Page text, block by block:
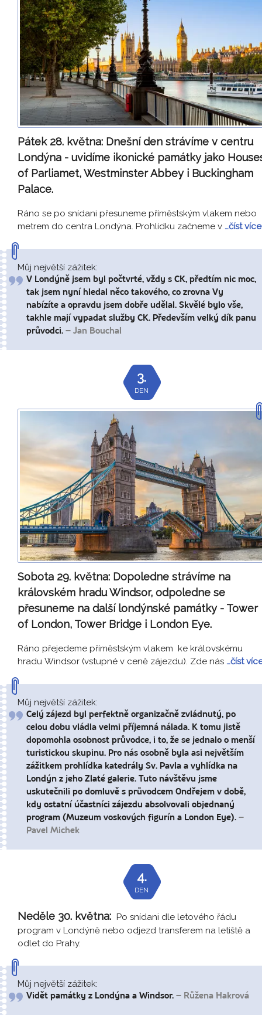
Pátek 28. května: Dnešní den strávíme v centru
Londýna - uvidíme ikonické památky jako
of Parliamet, Westminster Abbey i Buckingham
Palace.
Ráno se po snídani přesuneme příměstským vlakem nebo
metrem do centra Londýna. Prohlídku začneme v …číst více
Můj největší zážitek:
V Londýně jsem byl počtvrté, vždy s CK, předtím nic moc,
tak jsem nyní hledal něco takového, co zrovna Vy
nabízíte a opravdu jsem dobře udělal. Skvělé bylo vše,
takhle mají vypadat služby CK. Především velký dík panu
průvodci. – Jan Bouchal
3.
DEN
Sobota 29. května: Dopoledne strávíme na
královském hradu Windsor, odpoledne se
přesuneme na další londýnské památky - Tower
of London, Tower Bridge i London Eye.
Ráno přejedeme příměstským vlakem ke královskému
hradu Windsor (vstupné v ceně zájezdu). Zde nás …číst
Můj největší zážitek:
Celý zájezd byl perfektně organizačně zvládnutý, po
celou dobu vládla velmi příjemná nálada. K tomu jistě
dopomohla osobnost průvodce, i to, že se jednalo o menší
turistickou skupinu. Pro nás osobně byla asi největším
zážitkem prohlídka katedrály Sv. Pavla a vyhlídka na
Londýn z jeho Zlaté galerie. Tuto návštěvu jsme
uskutečnili po domluvě s průvodcem Ondřejem v době,
kdy ostatní účastníci zájezdu absolvovali objednaný
program (Muzeum voskových figurín a London Eye). –
Pavel Michek
4.
DEN
Neděle 30. května: Po snídani dle letového řádu
program v Londýně nebo odjezd transferem na letiště a
odlet do Prahy.
Můj největší zážitek:
Vidět památky z Londýna a Windsor. – Růžena Hakrová